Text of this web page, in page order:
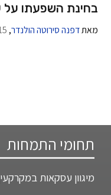
בחינת השפעתו על
מאתדפנה סירוטה הולנדר,
תחומי התמחות
מיגוון עסקאות